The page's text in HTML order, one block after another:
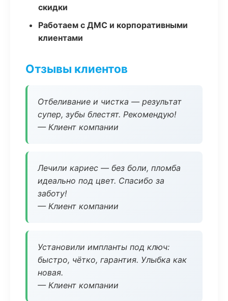
скидки
Работаем с ДМС и корпоративными
клиентами
Отзывы клиентов
Отбеливание и чистка — результат
супер, зубы блестят. Рекомендую!
— Клиент компании
Лечили кариес — без боли, пломба
идеально под цвет. Спасибо за
заботу!
— Клиент компании
Установили импланты под ключ:
быстро, чётко, гарантия. Улыбка как
новая.
— Клиент компании